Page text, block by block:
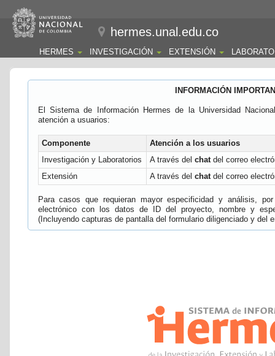
hermes.unal.edu.co
HERMES INVESTIGACIÓN EXTENSIÓN
INFORMACIÓN
El Sistema de Información Hermes de la Universidad
atención a usuarios:
Componente
Atención a los usuarios
Investigación y Laboratorios
A través del chatdel correo
Extensión
A través del chatdel correo
Para casos que requieran mayor especificidad y análisis,
electrónico con los datos de ID del proyecto, nombre y
(Incluyendo capturas de pantalla del formulario diligenciado y del